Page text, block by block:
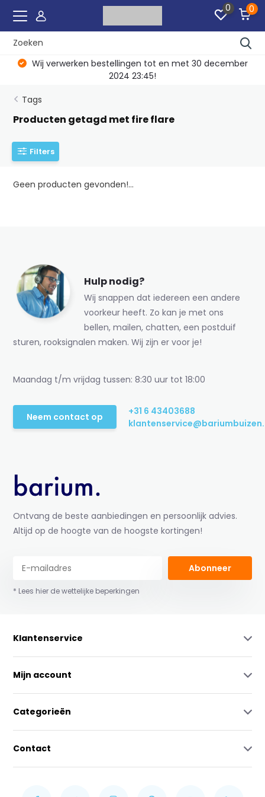
0 0
Wij verwerken bestellingen tot en met 30 december
2024 23:45!
Tags
Producten getagd met fire flare
Filters
Geen producten gevonden!...
Hulp nodig?
Wij snappen dat iedereen een andere
voorkeur heeft. Zo kan je met ons
bellen, mailen, chatten, een postduif
sturen, rooksignalen maken. Wij zijn er voor je!
Maandag t/m vrijdag tussen: 8:30 uur tot 18:00
Neem contact op
+31 6 43403688
Ontvang de beste aanbiedingen en persoonlijk advies.
Altijd op de hoogte van de hoogste kortingen!
Abonneer
* Lees hier de wettelijke beperkingen
Klantenservice
Mijn account
Categorieën
Contact